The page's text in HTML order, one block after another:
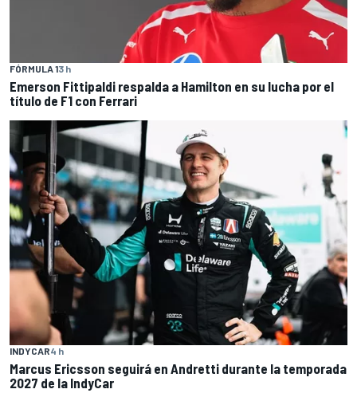
FÓRMULA 13 h
Emerson Fittipaldi respalda a Hamilton en su lucha por el
título de F1 con Ferrari
INDYCAR4 h
Marcus Ericsson seguirá en Andretti durante la temporada
2027 de la IndyCar